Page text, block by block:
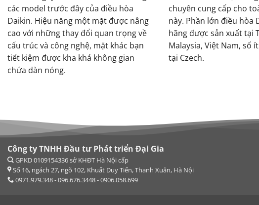
các model trước đây của điều hòa
Daikin. Hiệu năng một mặt được nâng
cao với những thay đổi quan trọng về
cấu trúc và công nghệ, mặt khác bạn
tiết kiệm được kha khá không gian
chứa dàn nóng.
chuyên cung cấp cho
này. Phần lớn điều hòa
hãng được sản xuất tại
Malaysia, Việt Nam, số
tại Czech.
Công ty TNHH Đầu tư Phát triển Đại Gia